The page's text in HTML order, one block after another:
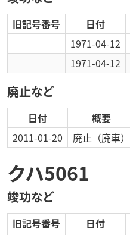
旧記号番号 日付
1971-04-12
1971-04-12
廃止など
日付 概要
2011-01-20
廃止 （廃車）
クハ5061
竣功など
旧記号番号 日付